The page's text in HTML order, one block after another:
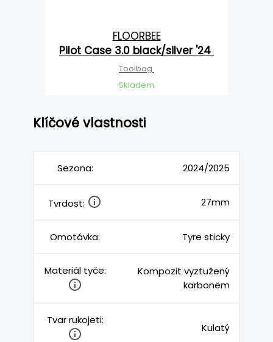
FLOORBEE
Pilot Case 3.0 black/silver '24
Toolbag
Skladem
Klíčové vlastnosti
Sezona: 2024/2025
Tvrdost: 27mm
Omotávka: Tyre sticky
Materiál tyče:
Kompozit vyztužený
karbonem
Tvar rukojeti:
Kulatý